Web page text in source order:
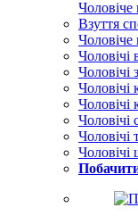
Чоловіче
Взуття
Чоловіче
Чоловічі
Чоловічі
Чоловічі
Чоловічі
Чоловічі
Чоловічі
Чоловічі